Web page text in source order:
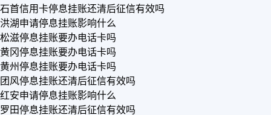
石首信用卡停息挂账还清后征信有效吗
洪湖申请停息挂账影响什么
松滋停息挂账要办电话卡吗
黄冈停息挂账要办电话卡吗
黄州停息挂账要办电话卡吗
团风停息挂账还清后征信有效吗
红安申请停息挂账影响什么
罗田停息挂账还清后征信有效吗